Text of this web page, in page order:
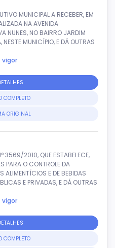
MUNICIPAL A RECEBER, EM
NA AVENIDA
NUNES, NO BAIRRO JARDIM
NESTE MUNICÍPIO, E DÁ OUTRAS
vigor
COMPLETO
ORIGINAL
3569/2010, QUE ESTABELECE,
PARA O CONTROLE DA
ALIMENTÍCIOS E DE BEBIDAS
E PRIVADAS, E DÁ OUTRAS
vigor
COMPLETO